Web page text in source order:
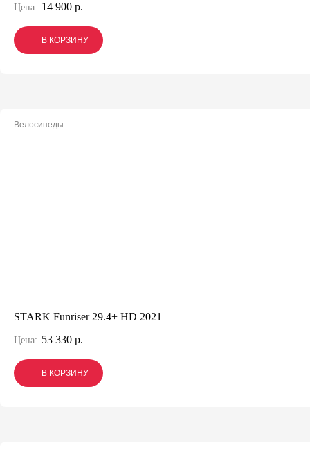
Цена: 14 900 р.
В КОРЗИНУ
В КОРЗИНУ
В КОРЗИНУ
Велосипеды
STARK Funriser 29.4+ HD 2021
Цена: 53 330 р.
В КОРЗИНУ
В КОРЗИНУ
В КОРЗИНУ